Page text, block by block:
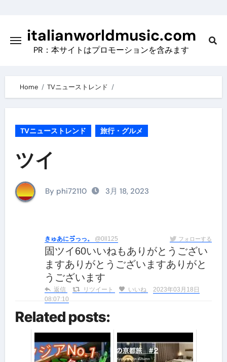
contentitalianworldmusic.com
PR：本サイトはプロモーションを含みます
Home TVニューストレンド
TVニューストレンド 旅行・グルメ
ツイ
By phi72110 3月 18, 2023
きゅあにゔっっ。 @0ll125 フォローする
固ツイ60いいねもありがとうござい
ますありがとうございますありがと
うございます
返信 リツイート いいね
2023年03月18日
08:07:10
Related posts: